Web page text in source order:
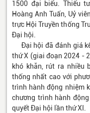
1500 đại biểu. Thiếu
Hoàng Anh Tuấn, Uỷ
trực Hội Truyền thống
Đại hội.
Đại hội đã đánh giá
thứ X (giai đoạn 2024 -
khó khăn, rút ra nhiều
thống nhất cao với
trình hành động nhiệm
chương trình hành
quyết Đại hội lần thứ XI.